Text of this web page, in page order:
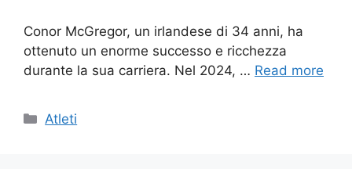
Conor McGregor, un irlandese di 34 anni, ha
ottenuto un enorme successo e ricchezza
durante la sua carriera. Nel 2024, … Read more
Categories
Atleti